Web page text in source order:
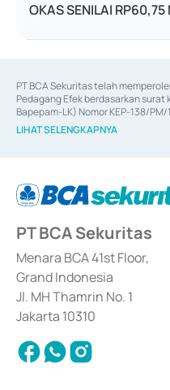
OKAS SENILAI RP60,75
PT BCA Sekuritas telah
Pedagang Efek berdasarkan
Bapepam-LK) Nomor KEP-138/
06/D.04/2014 tanggal 28 Februari
Efek berdasarkan surat keputusan
berdasarkan surat keputusan
67/PM.21/2017 tanggal 3 Februari
Sertifikat Deposito di Pasar Uang
dan izin usaha lainnya dari Bank
Penerbitan, Transaksi, serta
Surat Berharga Komersial yang
LIHAT SELENGKAPNYA
PT BCA Sekuritas
Menara BCA 41st Floor,
Grand Indonesia
Jl. MH Thamrin No. 1
Jakarta 10310